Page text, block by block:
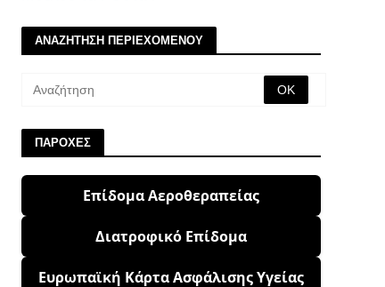
ΑΝΑΖΗΤΗΣΗ ΠΕΡΙΕΧΟΜΕΝΟΥ
ΠΑΡΟΧΕΣ
Επίδομα Αεροθεραπείας
Διατροφικό Επίδομα
Ευρωπαϊκή Κάρτα Ασφάλισης Υγείας